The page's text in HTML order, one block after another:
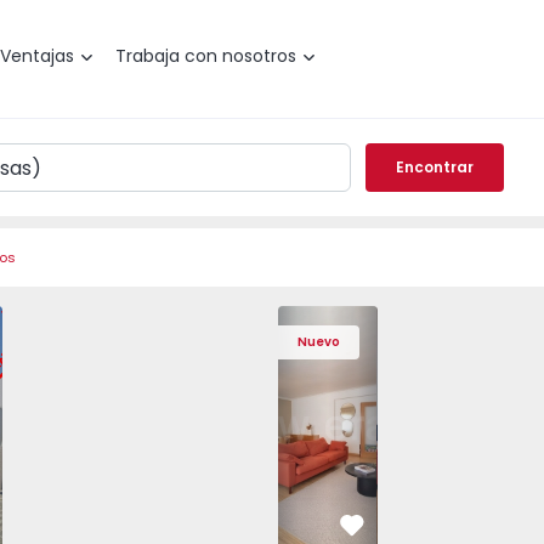
Ventajas Trabaja con nosotros
Encontrar
T3 Póvoa de Varzim, Póvoa de Varzim, Beiriz e Argivai -
Nuevo
Apartamento T4 Cascais, São Domingos
Apartamento T4 Cascais,
Apartamento T4
Favorito